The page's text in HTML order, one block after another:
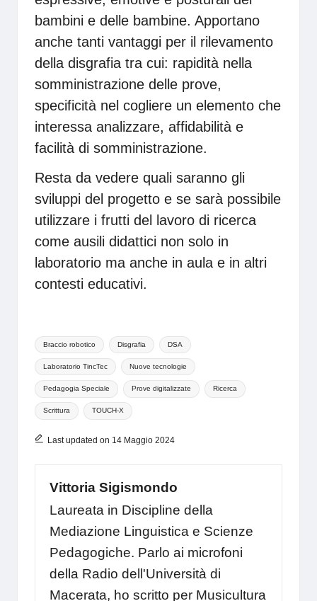
bambini e delle bambine. Apportano
anche tanti vantaggi per il rilevamento
della disgrafia tra cui: rapidità nella
somministrazione delle prove,
specificità nel cogliere un elemento che
interessa analizzare, affidabilità e
facilità di somministrazione.
Resta da vedere quali saranno gli
sviluppi del progetto e se sarà possibile
utilizzare i frutti del lavoro di ricerca
come ausili didattici non solo in
laboratorio ma anche in aula e in altri
contesti educativi.
Tags:
Braccio robotico Disgrafia DSA
Laboratorio TincTec Nuove tecnologie
Pedagogia Speciale Prove digitalizzate Ricerca
Scrittura TOUCH-X
Last updated on 14 Maggio 2024
Vittoria Sigismondo
Laureata in Discipline della
Mediazione Linguistica e Scienze
Pedagogiche. Parlo ai microfoni
della Radio dell'Università di
Macerata, ho scritto per Musicultura